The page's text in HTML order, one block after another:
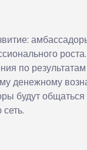
роста.
по
денежному
будут